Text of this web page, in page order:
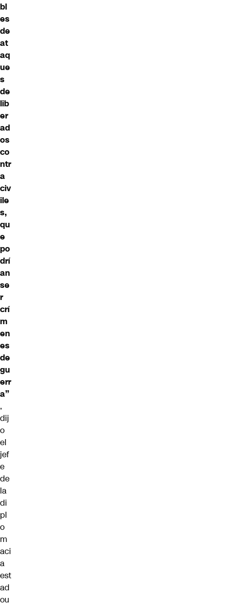
bl
es
de
at
aq
ue
s
de
lib
er
ad
os
co
ntr
a
civ
ile
s,
qu
e
po
drí
an
se
r
crí
m
en
es
de
gu
err
a”
,
dij
o
el
jef
e
de
la
di
pl
o
m
aci
a
est
ad
ou